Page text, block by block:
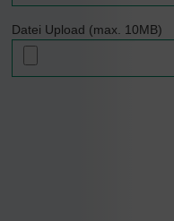
Datei Upload (max. 10MB)